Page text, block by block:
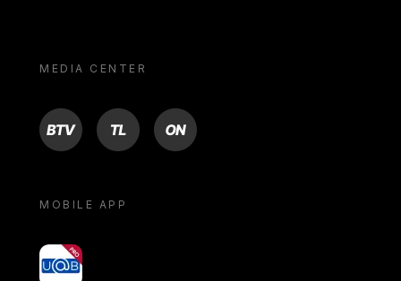
MEDIA CENTER
BTV TL ON
MOBILE APP
yoU@B